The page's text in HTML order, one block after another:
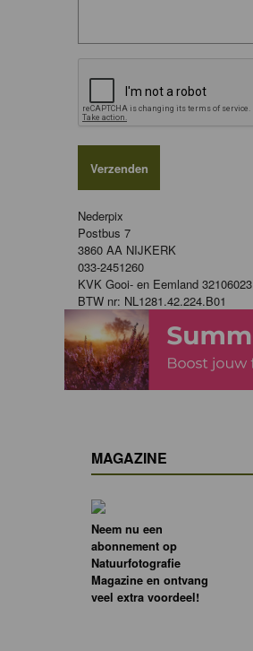
Nederpix
Postbus 7
3860 AA NIJKERK
033-2451260
KVK Gooi- en Eemland 32106023
BTW nr: NL1281.42.224.B01
MAGAZINE
Neem nu een
abonnement op
Natuurfotografie
Magazine en ontvang
veel extra voordeel!